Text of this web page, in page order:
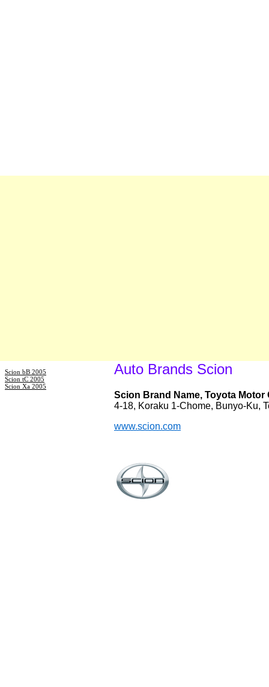
Scion bB 2005
Scion tC 2005
Scion Xa 2005
Auto Brands Scion
Scion Brand Name, Toyota Motor
4-18, Koraku 1-Chome, Bunyo-Ku,
www.scion.com